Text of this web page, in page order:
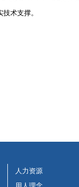
术支撑。
人力资源